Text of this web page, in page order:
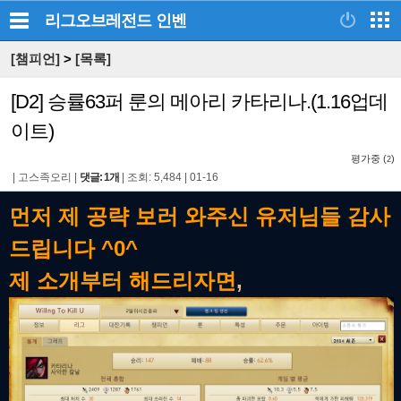
리그오브레전드 인벤
[챔피언] > [목록]
[D2] 승률63퍼 룬의 메아리 카타리나.(1.16업데
이트)
평가중 (2)
고스족오리 댓글: 1개 조회: 5,484 01-16
먼저 제 공략 보러 와주신 유저님들 감사
드립니다 ^0^
제 소개부터 해드리자면,